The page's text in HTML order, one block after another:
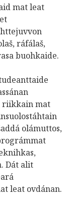
mat leat
ráfálaš,
buohkaide.
riikkain mat
olámuttos,
Dát alit
leat ovdánan.